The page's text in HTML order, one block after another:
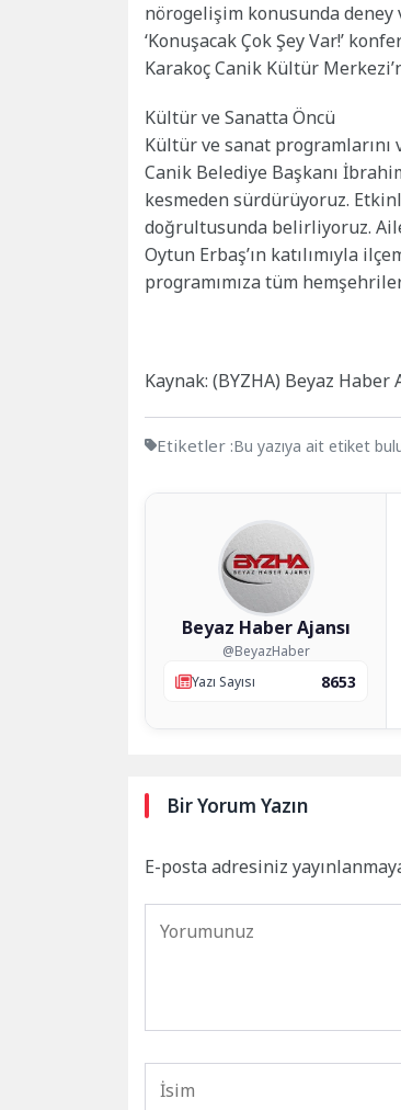
nörogelişim konusunda deney
‘Konuşacak Çok Şey Var!’
Karakoç Canik Kültür
Kültür ve Sanatta Öncü
Kültür ve sanat
Canik Belediye Başkanı
kesmeden sürdürüyoruz.
doğrultusunda belirliyoruz.
Oytun Erbaş’ın katılımıyla
programımıza tüm
Kaynak: (BYZHA) Beyaz Haber
Etiketler :Bu yazıya ait etiket
Beyaz Haber Ajansı
@BeyazHaber
Yazı Sayısı
8653
Bir Yorum Yazın
E-posta adresiniz